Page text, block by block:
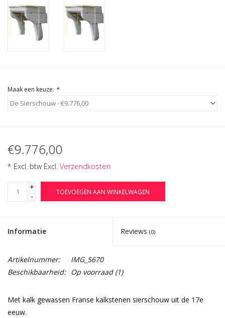
Maak een keuze: *
€9.776,00
* Excl. btw Excl. Verzendkosten
+
-
TOEVOEGEN AAN WINKELWAGEN
Informatie Reviews (0)
Artikelnummer:
IMG_5670
Beschikbaarheid: Op voorraad(1)
Met kalk gewassen Franse kalkstenen sierschouw uit de 17e
eeuw.